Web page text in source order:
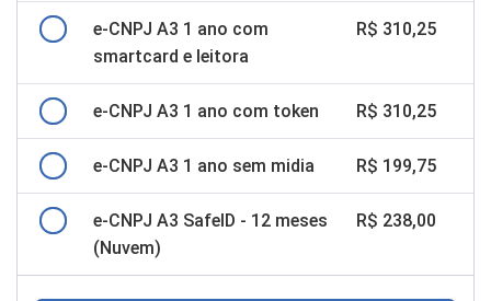
e-CNPJ A3 1 ano com
smartcard e leitora
R$ 310,25
e-CNPJ A3 1 ano com token R$ 310,25
e-CNPJ A3 1 ano sem midia R$ 199,75
e-CNPJ A3 SafeID - 12 meses
(Nuvem)
R$ 238,00